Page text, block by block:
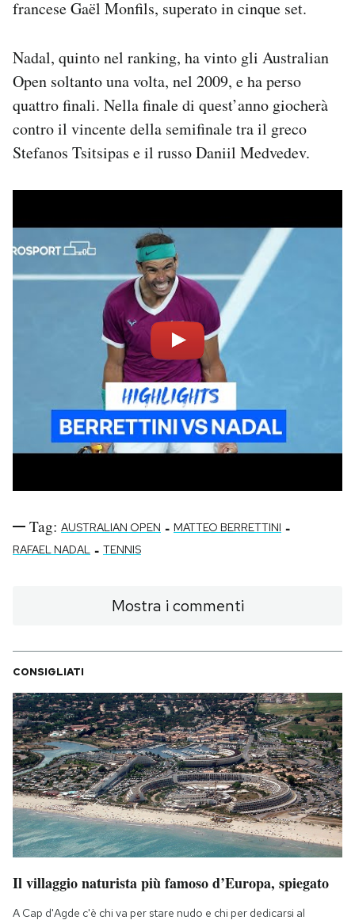
francese Gaël Monfils, superato in cinque set.
Nadal, quinto nel ranking, ha vinto gli Australian
Open soltanto una volta, nel 2009, e ha perso
quattro finali. Nella finale di quest’anno giocherà
contro il vincente della semifinale tra il greco
Stefanos Tsitsipas e il russo Daniil Medvedev.
Tag: AUSTRALIAN OPEN - MATTEO BERRETTINI -
RAFAEL NADAL - TENNIS
Mostra i commenti
CONSIGLIATI
Il villaggio naturista più famoso d’Europa, spiegato
A Cap d'Agde c'è chi va per stare nudo e chi per dedicarsi al